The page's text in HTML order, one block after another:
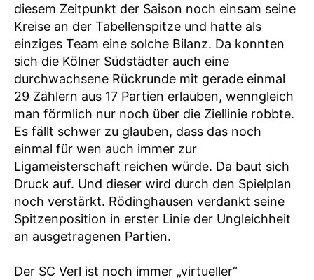
diesem Zeitpunkt der Saison noch einsam seine
Kreise an der Tabellenspitze und hatte als
einziges Team eine solche Bilanz. Da konnten
sich die Kölner Südstädter auch eine
durchwachsene Rückrunde mit gerade einmal
29 Zählern aus 17 Partien erlauben, wenngleich
man förmlich nur noch über die Ziellinie robbte.
Es fällt schwer zu glauben, dass das noch
einmal für wen auch immer zur
Ligameisterschaft reichen würde. Da baut sich
Druck auf. Und dieser wird durch den Spielplan
noch verstärkt. Rödinghausen verdankt seine
Spitzenposition in erster Linie der Ungleichheit
an ausgetragenen Partien.
Der SC Verl ist noch immer „virtueller“